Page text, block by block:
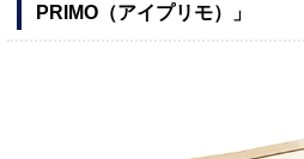
PRIMO（アイプリモ）」